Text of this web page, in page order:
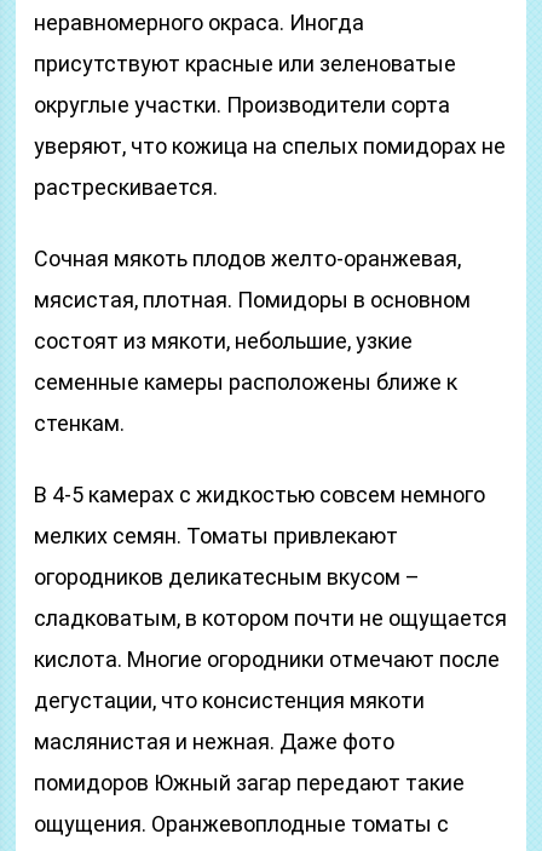
неравномерного окраса. Иногда
присутствуют красные или зеленоватые
округлые участки. Производители сорта
уверяют, что кожица на спелых помидорах не
растрескивается.
Сочная мякоть плодов желто-оранжевая,
мясистая, плотная. Помидоры в основном
состоят из мякоти, небольшие, узкие
семенные камеры расположены ближе к
стенкам.
В 4-5 камерах с жидкостью совсем немного
мелких семян. Томаты привлекают
огородников деликатесным вкусом –
сладковатым, в котором почти не ощущается
кислота. Многие огородники отмечают после
дегустации, что консистенция мякоти
маслянистая и нежная. Даже фото
помидоров Южный загар передают такие
ощущения. Оранжевоплодные томаты с